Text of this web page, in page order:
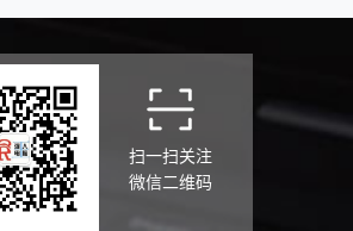
扫一扫关注
微信二维码